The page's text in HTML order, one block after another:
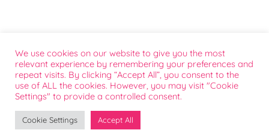
Tentang
Bantuan Konsumen
Kontak Sales
Sponsorship
@ 2026 Doodle | Terdaftar pada Direktorat Jendral Kekayaan Intelektual Republik Indonesia
We use cookies on our website to give you the most
relevant experience by remembering your preferences and
repeat visits. By clicking “Accept All”, you consent to the
use of ALL the cookies. However, you may visit "Cookie
Settings" to provide a controlled consent.
Cookie Settings Accept All